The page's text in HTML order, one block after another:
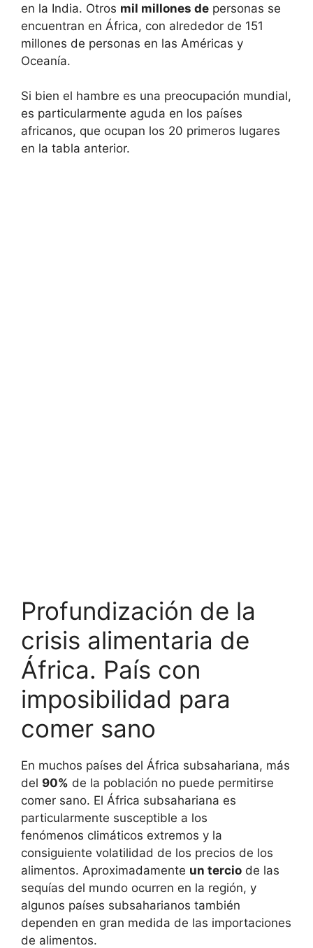
en la India. Otros mil millones de personas se
encuentran en África, con alrededor de 151
millones de personas en las Américas y
Oceanía.
Si bien el hambre es una preocupación mundial,
es particularmente aguda en los países
africanos, que ocupan los 20 primeros lugares
en la tabla anterior.
Profundización de la
crisis alimentaria de
África. País con
imposibilidad para
comer sano
En muchos países del África subsahariana, más
del 90% de la población no puede permitirse
comer sano. El África subsahariana es
particularmente susceptible a los
fenómenos climáticos extremos y la
consiguiente volatilidad de los precios de los
alimentos. Aproximadamente un tercio de las
sequías del mundo ocurren en la región, y
algunos países subsaharianos también
dependen en gran medida de las importaciones
de alimentos.